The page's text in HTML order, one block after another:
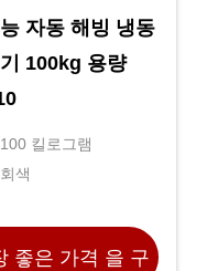
자동 해빙 냉동
100kg 용량
용량: 100 킬로그램
색상: 회색
좋은 가격 을 구